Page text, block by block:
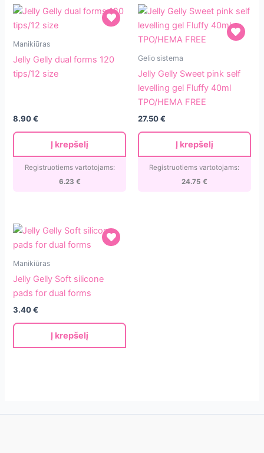
Jelly
dual
forms
size
Manikiūras
Jelly Gelly dual forms 120
tips/12 size
8.90€
Į krepšelį
Registruotiems vartotojams:
6.23 €
Jelly
Sweet
levelling
gel
40ml
TPO/HEMA
Gelio sistema
Jelly Gelly Sweet pink self
levelling gel Fluffy 40ml
TPO/HEMA FREE
27.50€
Į krepšelį
Registruotiems vartotojams:
24.75 €
Jelly
Soft
silicone
pads
for
Manikiūras
Jelly Gelly Soft silicone
pads for dual forms
3.40€
Į krepšelį